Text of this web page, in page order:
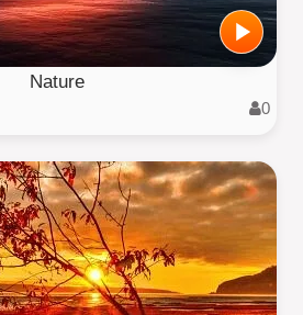
Nature
0